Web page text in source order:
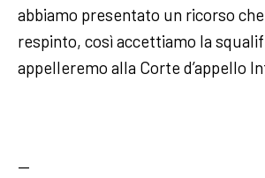
abbiamo presentato un ricorso
respinto, così accettiamo la
appelleremo alla Corte d’appello
—